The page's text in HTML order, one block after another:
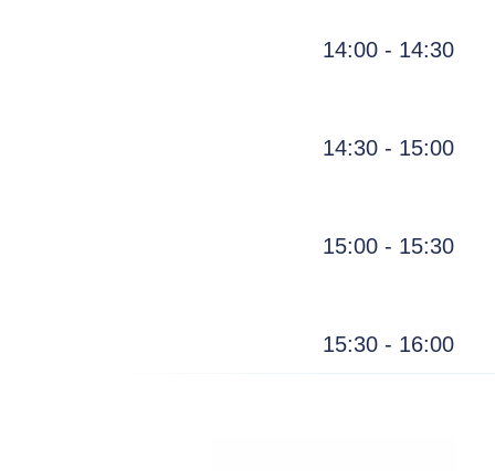
14:00 - 14:30
14:30 - 15:00
15:00 - 15:30
15:30 - 16:00